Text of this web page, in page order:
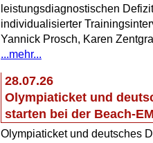
leistungsdiagnostischen
individualisierter
Yannick Prosch, Karen
...mehr...
28.07.26
Olympiaticket und
starten bei der Beach-
Olympiaticket und deutsches